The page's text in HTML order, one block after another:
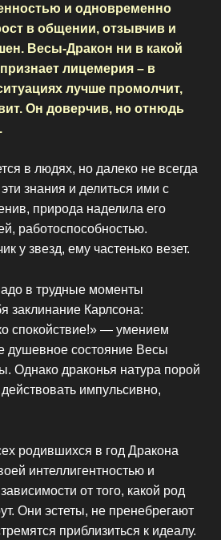
и одновременно
в общении, отзывчив и
Весы-Дракон ни в какой
лицемерия – в
лучше промолчит,
Он доверчив, но отнюдь
в людях, но далеко не всегда
знания и делиться ими с
природа наделила его
работоспособностью.
у звезд, ему частенько везет.
в трудные моменты
заклинание Карлсона:
спокойствие!» — умением
душевное состояние Весы
Однако драконья натура порой
действовать импульсивно,
родившихся в год Дракона
интеллигентностью и
от того, какой род
Они эстеты, не пренебрегают
приблизиться к идеалу.